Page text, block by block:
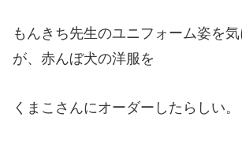
もんきち先生のユニフォーム姿を
が、赤んぼ犬の洋服を
くまこさんにオーダーしたらしい。